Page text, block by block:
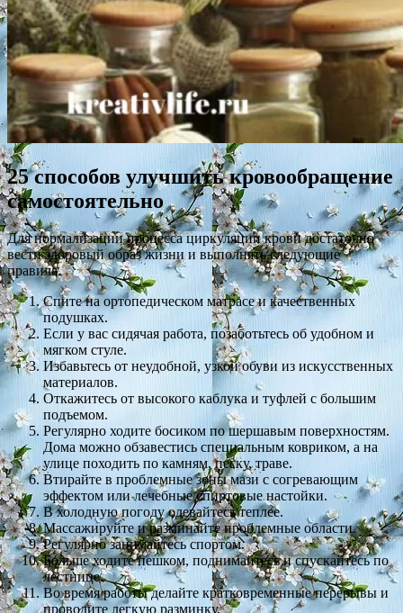
25 способов улучшить кровообращение
самостоятельно
Для нормализации процесса циркуляции крови достаточно
вести здоровый образ жизни и выполнять следующие
правила.
Спите на ортопедическом матрасе и качественных
подушках.
Если у вас сидячая работа, позаботьтесь об удобном и
мягком стуле.
Избавьтесь от неудобной, узкой обуви из искусственных
материалов.
Откажитесь от высокого каблука и туфлей с большим
подъемом.
Регулярно ходите босиком по шершавым поверхностям.
Дома можно обзавестись специальным ковриком, а на
улице походить по камням, песку, траве.
Втирайте в проблемные зоны мази с согревающим
эффектом или лечебные спиртовые настойки.
В холодную погоду одевайтесь теплее.
Массажируйте и разминайте проблемные области.
Регулярно занимайтесь спортом.
Больше ходите пешком, поднимайтесь и спускайтесь по
лестнице.
Во время работы делайте кратковременные перерывы и
проводите легкую разминку.